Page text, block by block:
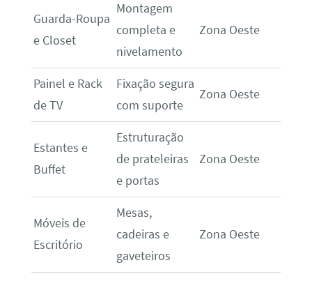
Guarda-Roupa
e Closet
Montagem
completa e
nivelamento
Zona Oeste
Painel e Rack
de TV
Fixação segura
com suporte
Zona Oeste
Estantes e
Buffet
Estruturação
de prateleiras
e portas
Zona Oeste
Móveis de
Escritório
Mesas,
cadeiras e
gaveteiros
Zona Oeste